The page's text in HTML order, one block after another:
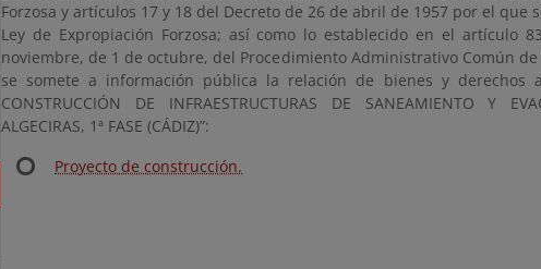
Forzosa y artículos 17 y 18 del Decreto de 26 de abril de 1957 por el que
Ley de Expropiación Forzosa; así como lo establecido en el artículo
noviembre, de 1 de octubre, del Procedimiento Administrativo Común
se somete a información pública la relación de bienes y derechos
CONSTRUCCIÓN DE INFRAESTRUCTURAS DE SANEAMIENTO Y
ALGECIRAS, 1ª FASE (CÁDIZ)”:
Proyecto de construcción.